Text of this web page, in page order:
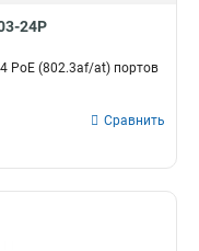
24P
PoE (802.3af/at) портов
Сравнить